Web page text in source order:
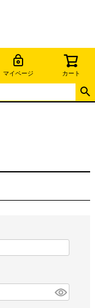
マイページ カート